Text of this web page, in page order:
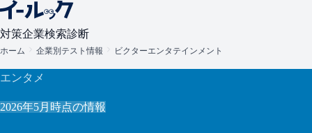
対策企業検索診断
ホーム 企業別テスト情報 ビクターエンタテインメント
エンタメ
2026年5月 時点の情報